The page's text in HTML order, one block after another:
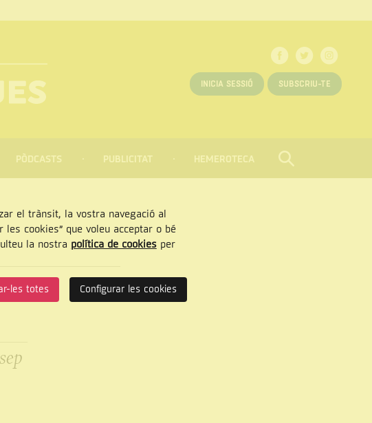
INICIA SESSIÓ SUBSCRIU-TE
PÒDCASTS PUBLICITAT HEMEROTECA CERCAR
el trànsit, la vostra navegació al
les cookies” que voleu acceptar o bé
la nostra política de cookiesper
les totes Configurar les cookies